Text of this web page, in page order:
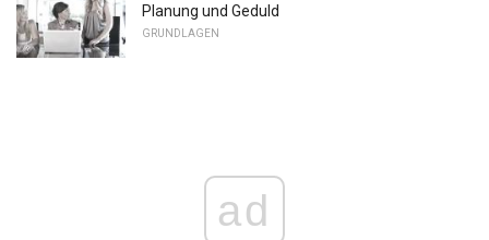
Planung und Geduld
GRUNDLAGEN
ad